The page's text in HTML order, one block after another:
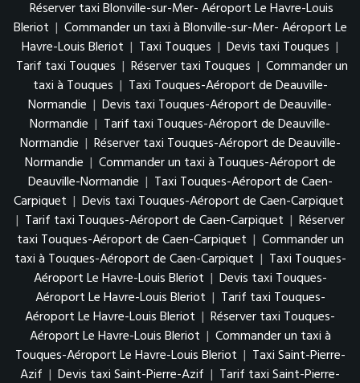
Réserver taxi Blonville-sur-Mer- Aéroport Le Havre-Louis
Bleriot | Commander un taxi à Blonville-sur-Mer- Aéroport Le
Havre-Louis Bleriot | Taxi Touques | Devis taxi Touques |
Tarif taxi Touques | Réserver taxi Touques | Commander un
taxi à Touques | Taxi Touques-Aéroport de Deauville-
Normandie | Devis taxi Touques-Aéroport de Deauville-
Normandie | Tarif taxi Touques-Aéroport de Deauville-
Normandie | Réserver taxi Touques-Aéroport de Deauville-
Normandie | Commander un taxi à Touques-Aéroport de
Deauville-Normandie | Taxi Touques-Aéroport de Caen-
Carpiquet | Devis taxi Touques-Aéroport de Caen-Carpiquet
| Tarif taxi Touques-Aéroport de Caen-Carpiquet | Réserver
taxi Touques-Aéroport de Caen-Carpiquet | Commander un
taxi à Touques-Aéroport de Caen-Carpiquet | Taxi Touques-
Aéroport Le Havre-Louis Bleriot | Devis taxi Touques-
Aéroport Le Havre-Louis Bleriot | Tarif taxi Touques-
Aéroport Le Havre-Louis Bleriot | Réserver taxi Touques-
Aéroport Le Havre-Louis Bleriot | Commander un taxi à
Touques-Aéroport Le Havre-Louis Bleriot | Taxi Saint-Pierre-
Azif | Devis taxi Saint-Pierre-Azif | Tarif taxi Saint-Pierre-